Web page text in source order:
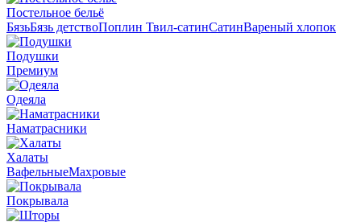
Постельное бельё
БязьБязь детствоПоплин Твил-сатинСатинВареный хлопок
Подушки
Премиум
Одеяла
Наматрасники
Халаты
ВафельныеМахровые
Покрывала